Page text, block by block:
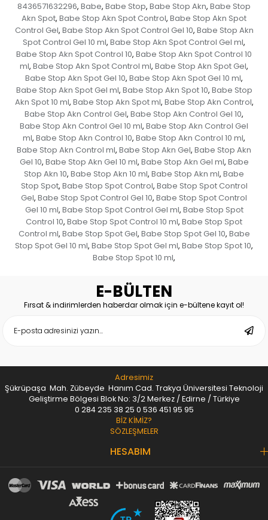
8436571632296, Babe, Babe Stop, Babe Stop Akn, Babe Stop
Akn Spot, Babe Stop Akn Spot Control, Babe Stop Akn Spot
Control Gel, Babe Stop Akn Spot Control Gel 10, Babe Stop Akn
Spot Control Gel 10 ml, Babe Stop Akn Spot Control Gel ml,
Babe Stop Akn Spot Control 10, Babe Stop Akn Spot Control 10
ml, Babe Stop Akn Spot Control ml, Babe Stop Akn Spot Gel,
Babe Stop Akn Spot Gel 10, Babe Stop Akn Spot Gel 10 ml,
Babe Stop Akn Spot Gel ml, Babe Stop Akn Spot 10, Babe Stop
Akn Spot 10 ml, Babe Stop Akn Spot ml, Babe Stop Akn Control,
Babe Stop Akn Control Gel, Babe Stop Akn Control Gel 10,
Babe Stop Akn Control Gel 10 ml, Babe Stop Akn Control Gel
ml, Babe Stop Akn Control 10, Babe Stop Akn Control 10 ml,
Babe Stop Akn Control ml, Babe Stop Akn Gel, Babe Stop Akn
Gel 10, Babe Stop Akn Gel 10 ml, Babe Stop Akn Gel ml, Babe
Stop Akn 10, Babe Stop Akn 10 ml, Babe Stop Akn ml, Babe
Stop Spot, Babe Stop Spot Control, Babe Stop Spot Control
Gel, Babe Stop Spot Control Gel 10, Babe Stop Spot Control
Gel 10 ml, Babe Stop Spot Control Gel ml, Babe Stop Spot
Control 10, Babe Stop Spot Control 10 ml, Babe Stop Spot
Control ml, Babe Stop Spot Gel, Babe Stop Spot Gel 10, Babe
Stop Spot Gel 10 ml, Babe Stop Spot Gel ml, Babe Stop Spot 10,
Babe Stop Spot 10 ml,
E-BÜLTEN
Fırsat & indirimlerden haberdar olmak için e-bültene kayıt ol!
Adresimiz
Şükrüpaşa Mah. Zübeyde Hanım Cad. Trakya Üniversitesi Teknoloji
Geliştirme Bölgesi Blok No: 3/2 Merkez / Edirne / Türkiye
0 284 235 38 25 0 536 451 95 95
BİZ KİMİZ?
SÖZLEŞMELER
HESABIM